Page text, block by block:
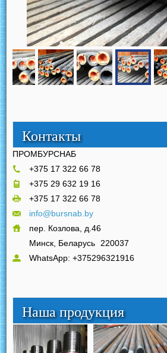
Контакты
ПРОМБУРСНАБ
+375 17 322 66 78
+375 29 632 19 16
+375 17 322 66 78
info@bursnab.by
пер. Козлова, д.46
Минск, Беларусь
220037
WhatsApp: +375296321916
Наша продукция